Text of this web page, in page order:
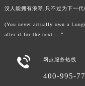
没人能拥有浪琴,只不过为下一代
(You never actually own a
after it for the next ...”
 网点服务热线
400-995-